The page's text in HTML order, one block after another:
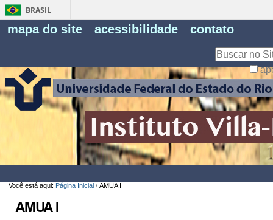
BRASIL
mapa do site acessibilidade contato
Você está aqui: Página Inicial / AMUA I
AMUA I